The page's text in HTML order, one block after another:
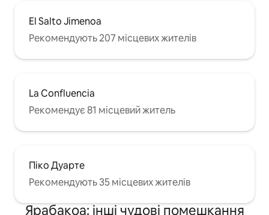
El Salto Jimenoa
Рекомендують 207 місцевих жителів
La Confluencia
Рекомендує 81 місцевий житель
Піко Дуарте
Рекомендують 35 місцевих жителів
Ярабакоа: інші чудові помешкання